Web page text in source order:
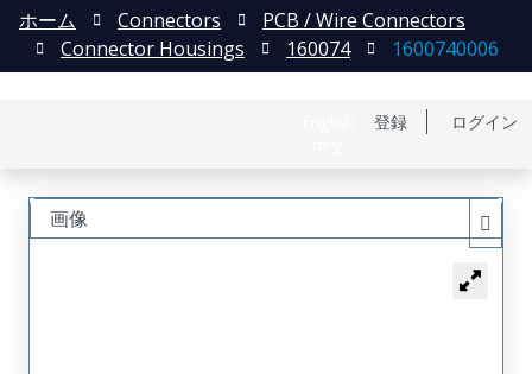
登録 ログイン
ホーム Connectors
PCB / Wire Connectors
Connector Housings
160074 1600740006
画像